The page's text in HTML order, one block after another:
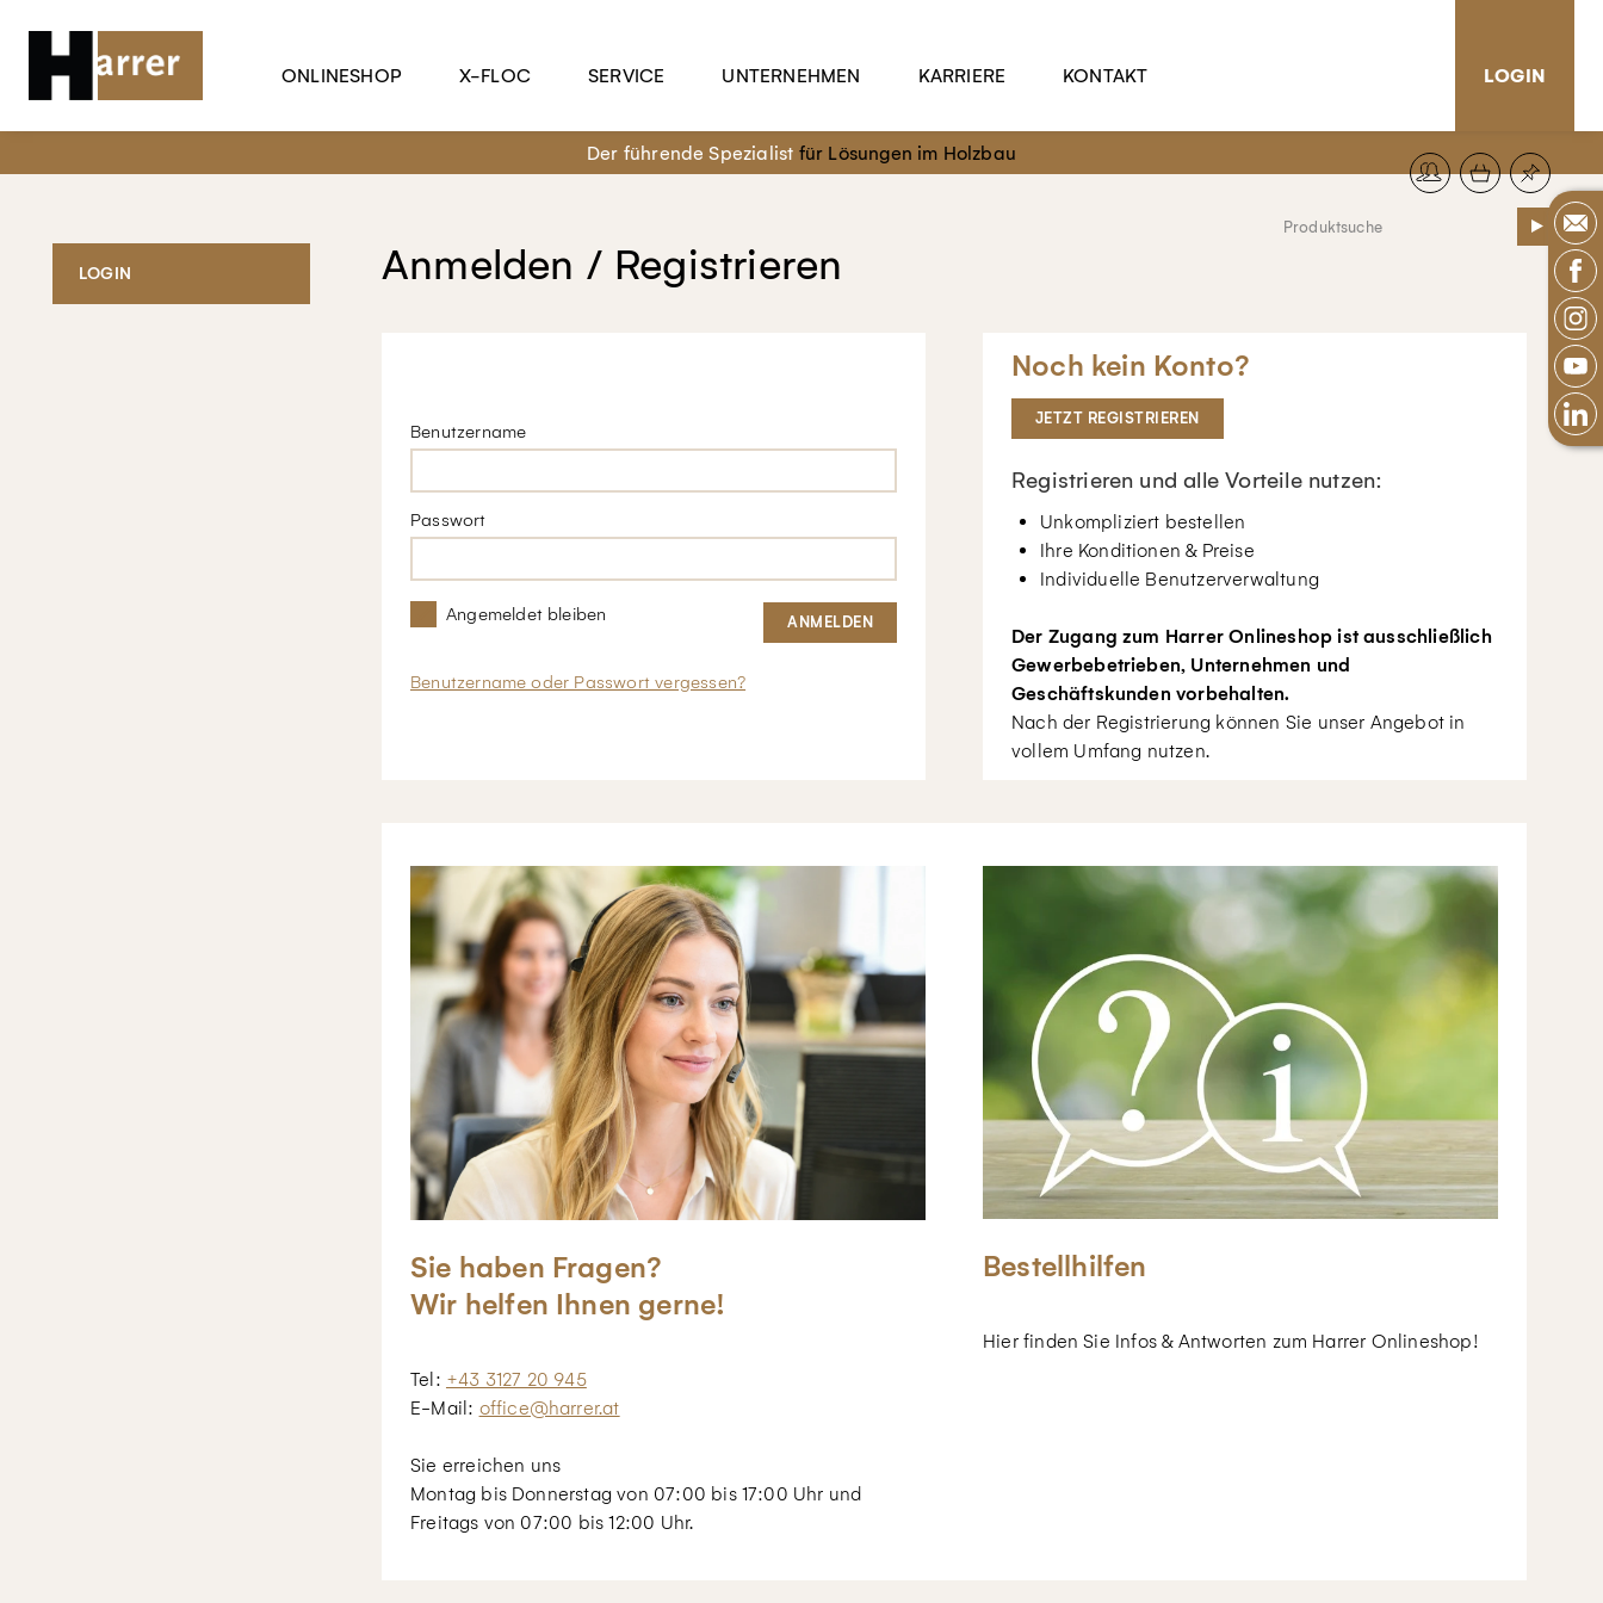
ONLINESHOP X-FLOC SERVICE UNTERNEHMEN KARRIERE KONTAKT LOGIN
Der führende Spezialist für Lösungen im Holzbau
LOGIN Anmelden / Registrieren
Benutzername
Passwort
Angemeldet bleiben
Benutzername oder Passwort vergessen?
Noch kein Konto?
JETZT REGISTRIEREN
Registrieren und alle Vorteile nutzen:
Unkompliziert bestellen
Ihre Konditionen & Preise
Individuelle Benutzerverwaltung
Der Zugang zum Harrer Onlineshop ist ausschließlich
Gewerbebetrieben, Unternehmen und
Geschäftskunden vorbehalten.
Nach der Registrierung können Sie unser Angebot in
vollem Umfang nutzen.
Sie haben Fragen?
Wir helfen Ihnen gerne!
Tel: +43 3127 20 945
E-Mail: office@harrer.at
Sie erreichen uns
Montag bis Donnerstag von 07:00 bis 17:00 Uhr und
Freitags von 07:00 bis 12:00 Uhr.
Bestellhilfen
Hier finden Sie Infos & Antworten zum Harrer Onlineshop!